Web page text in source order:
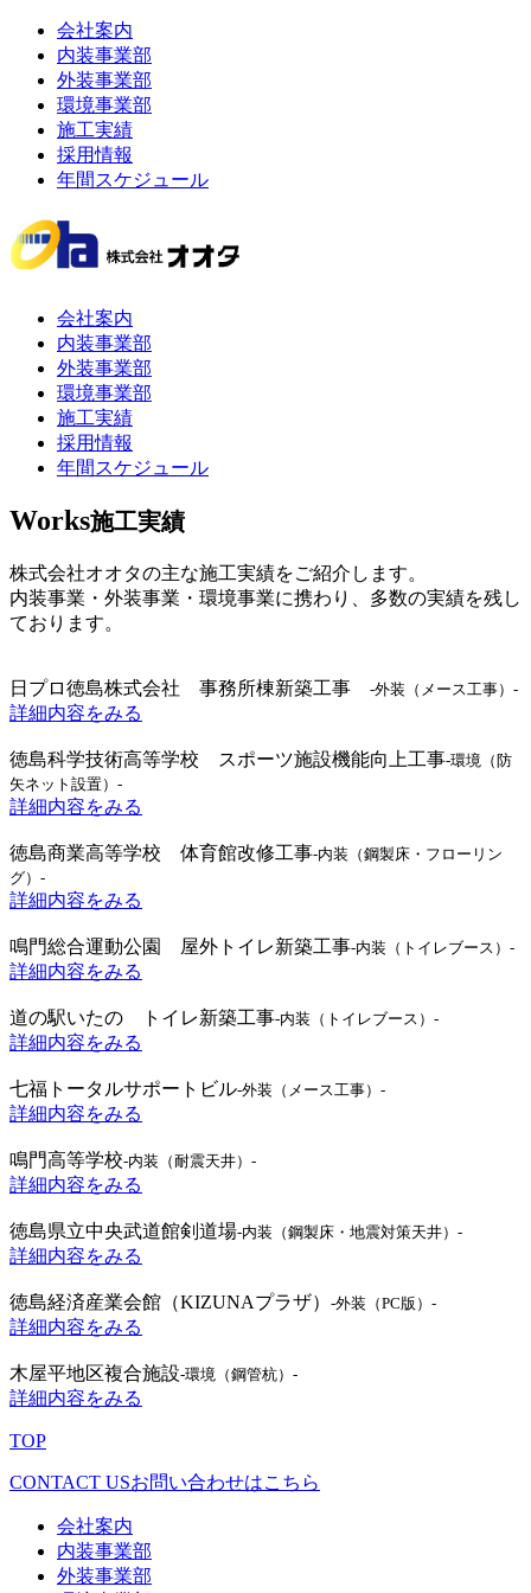
会社案内
内装事業部
外装事業部
環境事業部
施工実績
採用情報
年間スケジュール
会社案内
内装事業部
外装事業部
環境事業部
施工実績
採用情報
年間スケジュール
Works施工実績
株式会社オオタの主な施工実績をご紹介します。
内装事業・外装事業・環境事業に携わり、多数の実績を残し
ております。
日プロ徳島株式会社 事務所棟新築工事 -外装（メース工事）-
詳細内容をみる
徳島科学技術高等学校 スポーツ施設機能向上工事-環境（防
矢ネット設置）-
詳細内容をみる
徳島商業高等学校 体育館改修工事-内装（鋼製床・フローリン
グ）-
詳細内容をみる
鳴門総合運動公園 屋外トイレ新築工事-内装（トイレブース）-
詳細内容をみる
道の駅いたの トイレ新築工事-内装（トイレブース）-
詳細内容をみる
七福トータルサポートビル-外装（メース工事）-
詳細内容をみる
鳴門高等学校-内装（耐震天井）-
詳細内容をみる
徳島県立中央武道館剣道場-内装（鋼製床・地震対策天井）-
詳細内容をみる
徳島経済産業会館（KIZUNAプラザ） -外装（PC版）-
詳細内容をみる
木屋平地区複合施設-環境（鋼管杭）-
詳細内容をみる
TOP
CONTACT USお問い合わせはこちら
会社案内
内装事業部
外装事業部